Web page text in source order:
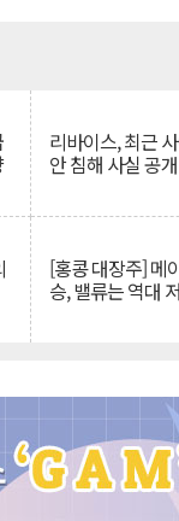
리바이스, 최근
안 침해 사실 공개
[홍콩 대장주] 메
승, 밸류는 역대